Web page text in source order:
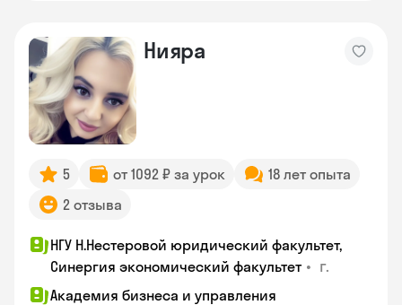
Нияра
5 от 1092 ₽ за урок
18 лет опыта
2 отзыва
НГУ Н.Нестеровой юридический факультет,
Синергия экономический факультет • г.
Академия бизнеса и управления